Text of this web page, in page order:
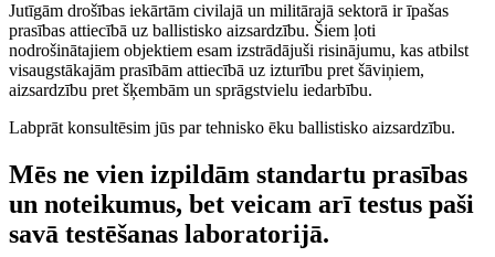
Jutīgām drošības iekārtām civilajā un militārajā sektorā ir īpašas
prasības attiecībā uz ballistisko aizsardzību. Šiem ļoti
nodrošinātajiem objektiem esam izstrādājuši risinājumu, kas atbilst
visaugstākajām prasībām attiecībā uz izturību pret šāviņiem,
aizsardzību pret šķembām un sprāgstvielu iedarbību.
Labprāt konsultēsim jūs par tehnisko ēku ballistisko aizsardzību.
Mēs ne vien izpildām standartu prasības
un noteikumus, bet veicam arī testus paši
savā testēšanas laboratorijā.